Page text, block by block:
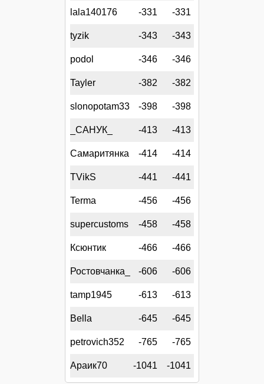
lala140176 -331 -331
tyzik -343 -343
podol -346 -346
Tayler -382 -382
slonopotam33 -398 -398
_САНУК_ -413 -413
Самаритянка -414 -414
TVikS -441 -441
Terma -456 -456
supercustoms -458 -458
Ксюнтик -466 -466
Ростовчанка_ -606 -606
tamp1945 -613 -613
Bella -645 -645
petrovich352 -765 -765
Араик70 -1041 -1041